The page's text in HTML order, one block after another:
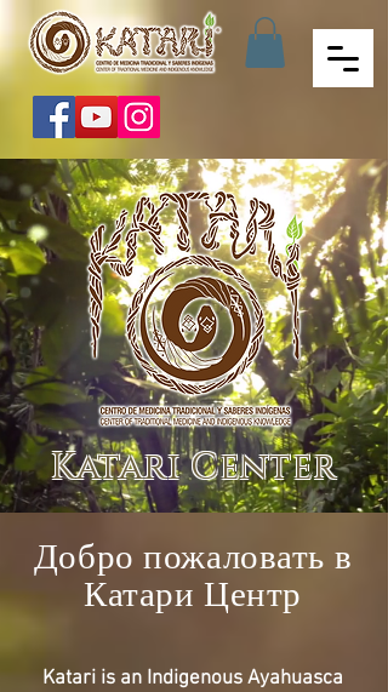
Katari Center
Добро пожаловать в
Катари Центр
Katari is an Indigenous Ayahuasca